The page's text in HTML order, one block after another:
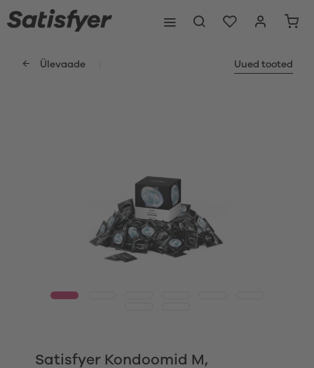
Ülevaade Uued tooted
Satisfyer Kondoomid M,